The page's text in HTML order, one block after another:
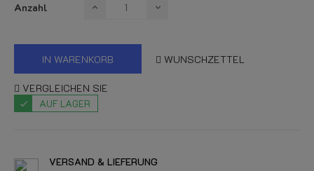
Anzahl
IN WARENKORB WUNSCHZETTEL
VERGLEICHEN SIE
AUF LAGER
VERSAND & LIEFERUNG